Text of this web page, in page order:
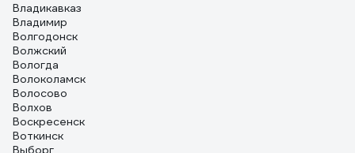
Владикавказ
Владимир
Волгодонск
Волжский
Вологда
Волоколамск
Волосово
Волхов
Воскресенск
Воткинск
Выборг